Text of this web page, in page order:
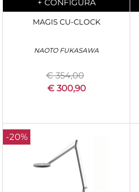
+ CONFIGURA
MAGIS CU-CLOCK
NAOTO FUKASAWA
€ 354,00
€ 300,90
-20%